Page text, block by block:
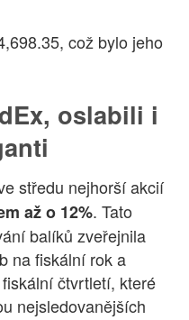
což bylo jeho
oslabili i
středu nejhorší akcií
až o 12%. Tato
balíků zveřejnila
na fiskální rok a
čtvrtletí, které
nejsledovanějších